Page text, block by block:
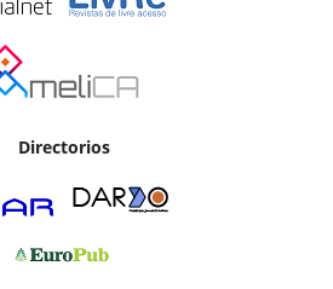
Directorios